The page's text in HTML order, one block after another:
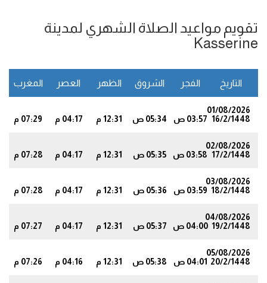
تقويم مواعيد الصلاة الشهري لمدينة
Kasserine
التاريخ الفجر الشروق الظهر العصر المغرب
01/08/2026
16/2/1448 03:57 ص 05:34 ص 12:31 م 04:17 م 07:29 م
02/08/2026
17/2/1448 03:58 ص 05:35 ص 12:31 م 04:17 م 07:28 م
03/08/2026
18/2/1448 03:59 ص 05:36 ص 12:31 م 04:17 م 07:28 م
04/08/2026
19/2/1448 04:00 ص 05:37 ص 12:31 م 04:17 م 07:27 م
05/08/2026
20/2/1448 04:01 ص 05:38 ص 12:31 م 04:16 م 07:26 م